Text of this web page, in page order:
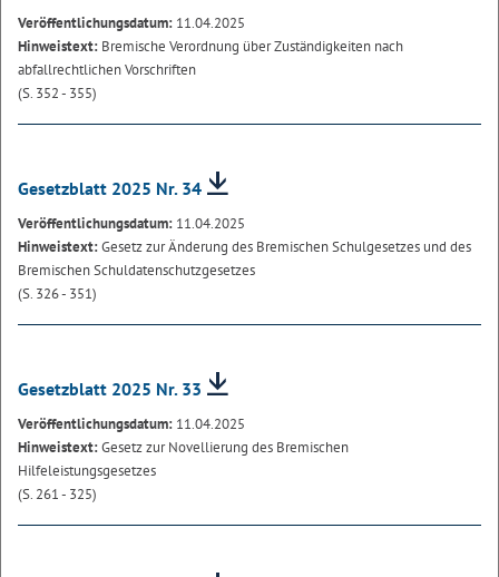
Veröffentlichungsdatum: 11.04.2025
Hinweistext: Bremische Verordnung über Zuständigkeiten nach
abfallrechtlichen Vorschriften
(S. 352 - 355)
Gesetzblatt 2025 Nr. 34
Veröffentlichungsdatum: 11.04.2025
Hinweistext:Gesetz zur Änderung des Bremischen Schulgesetzes und des
Bremischen Schuldatenschutzgesetzes
(S. 326 - 351)
Gesetzblatt 2025 Nr. 33
Veröffentlichungsdatum: 11.04.2025
Hinweistext:Gesetz zur Novellierung des Bremischen
Hilfeleistungsgesetzes
(S. 261 - 325)